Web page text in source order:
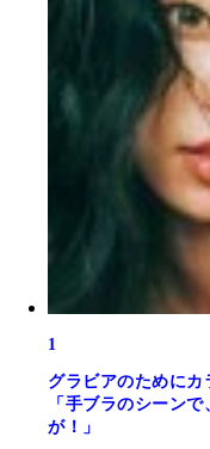
1
グラビアのために
「手ブラのシーン
が！」